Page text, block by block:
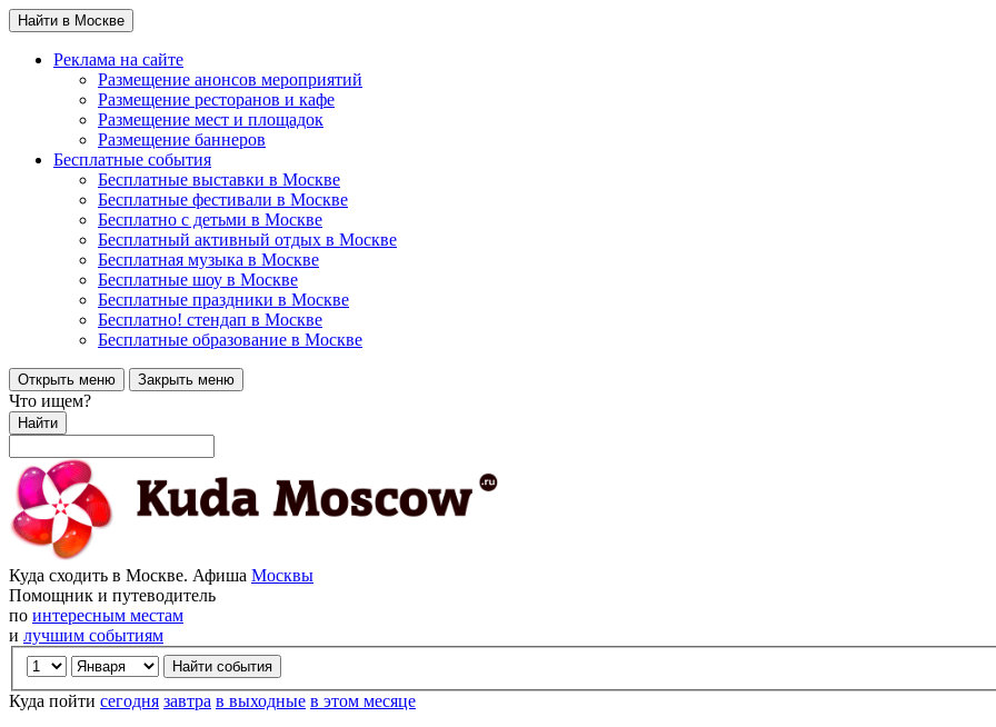
Найти в Москве
Реклама на сайте
Размещение анонсов мероприятий
Размещение ресторанов и кафе
Размещение мест и площадок
Размещение баннеров
Бесплатные события
Бесплатные выставки в Москве
Бесплатные фестивали в Москве
Бесплатно с детьми в Москве
Бесплатный активный отдых в Москве
Бесплатная музыка в Москве
Бесплатные шоу в Москве
Бесплатные праздники в Москве
Бесплатно! стендап в Москве
Бесплатные образование в Москве
Открыть меню Закрыть меню
Что ищем?
Найти
Куда сходить в Москве. Афиша Москвы
Помощник и путеводитель
по интересным местам
и лучшим событиям
Куда пойти сегодня завтра в выходные в этом месяце